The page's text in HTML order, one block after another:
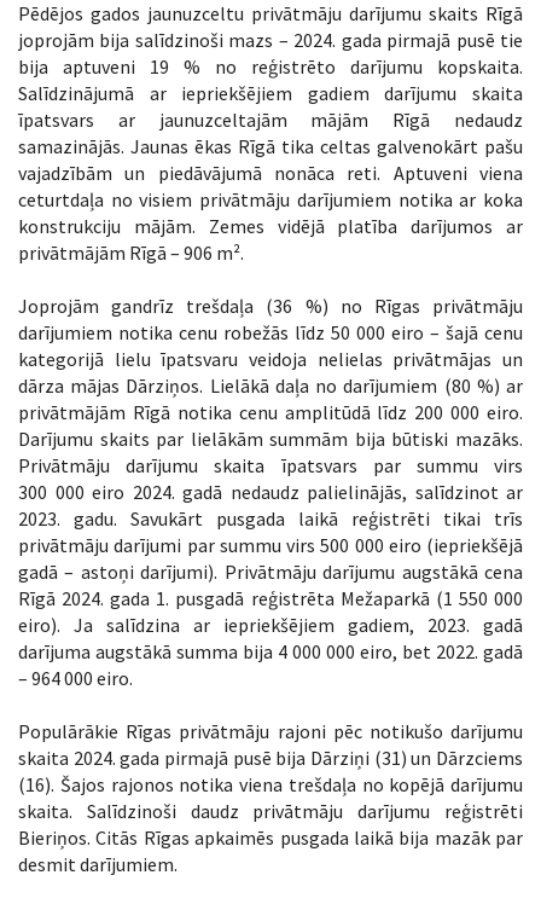
Pēdējos gados jaunuzceltu privātmāju darījumu skaits Rīgā
joprojām bija salīdzinoši mazs – 2024. gada pirmajā pusē tie
bija aptuveni 19 % no reģistrēto darījumu kopskaita.
Salīdzinājumā ar iepriekšējiem gadiem darījumu skaita
īpatsvars ar jaunuzceltajām mājām Rīgā nedaudz
samazinājās. Jaunas ēkas Rīgā tika celtas galvenokārt pašu
vajadzībām un piedāvājumā nonāca reti. Aptuveni viena
ceturtdaļa no visiem privātmāju darījumiem notika ar koka
konstrukciju mājām. Zemes vidējā platība darījumos ar
privātmājām Rīgā – 906 m².
Joprojām gandrīz trešdaļa (36 %) no Rīgas privātmāju
darījumiem notika cenu robežās līdz 50 000 eiro – šajā cenu
kategorijā lielu īpatsvaru veidoja nelielas privātmājas un
dārza mājas Dārziņos. Lielākā daļa no darījumiem (80 %) ar
privātmājām Rīgā notika cenu amplitūdā līdz 200 000 eiro.
Darījumu skaits par lielākām summām bija būtiski mazāks.
Privātmāju darījumu skaita īpatsvars par summu virs
300 000 eiro 2024. gadā nedaudz palielinājās, salīdzinot ar
2023. gadu. Savukārt pusgada laikā reģistrēti tikai trīs
privātmāju darījumi par summu virs 500 000 eiro (iepriekšējā
gadā – astoņi darījumi). Privātmāju darījumu augstākā cena
Rīgā 2024. gada 1. pusgadā reģistrēta Mežaparkā (1 550 000
eiro). Ja salīdzina ar iepriekšējiem gadiem, 2023. gadā
darījuma augstākā summa bija 4 000 000 eiro, bet 2022. gadā
– 964 000 eiro.
Populārākie Rīgas privātmāju rajoni pēc notikušo darījumu
skaita 2024. gada pirmajā pusē bija Dārziņi (31) un Dārzciems
(16). Šajos rajonos notika viena trešdaļa no kopējā darījumu
skaita. Salīdzinoši daudz privātmāju darījumu reģistrēti
Bieriņos. Citās Rīgas apkaimēs pusgada laikā bija mazāk par
desmit darījumiem.